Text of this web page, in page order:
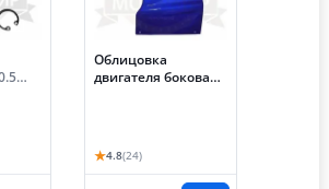
Облицовка
двигателя боковая
★4.8(24)